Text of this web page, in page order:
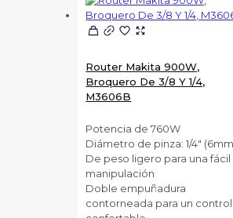
Router Makita 900W,
Broquero De 3/8 Y 1/4,
M3606B
Potencia de 760W
Diámetro de pinza: 1/4″
De peso ligero para una fácil
manipulación
Doble empuñadura
contorneada para un control